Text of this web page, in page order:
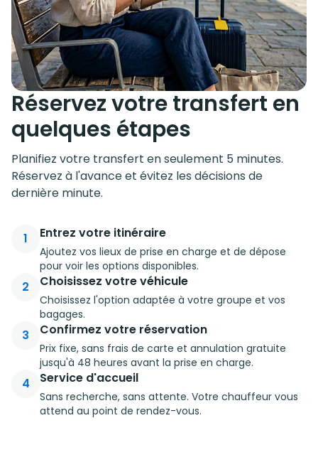
Réservez votre transfert en
quelques étapes
Planifiez votre transfert en seulement 5 minutes.
Réservez à l'avance et évitez les décisions de
dernière minute.
1 Entrez votre itinéraire
Ajoutez vos lieux de prise en charge et de dépose
pour voir les options disponibles.
2 Choisissez votre véhicule
Choisissez l'option adaptée à votre groupe et vos
bagages.
3 Confirmez votre réservation
Prix fixe, sans frais de carte et annulation gratuite
jusqu'à 48 heures avant la prise en charge.
4 Service d'accueil
Sans recherche, sans attente. Votre chauffeur vous
attend au point de rendez-vous.